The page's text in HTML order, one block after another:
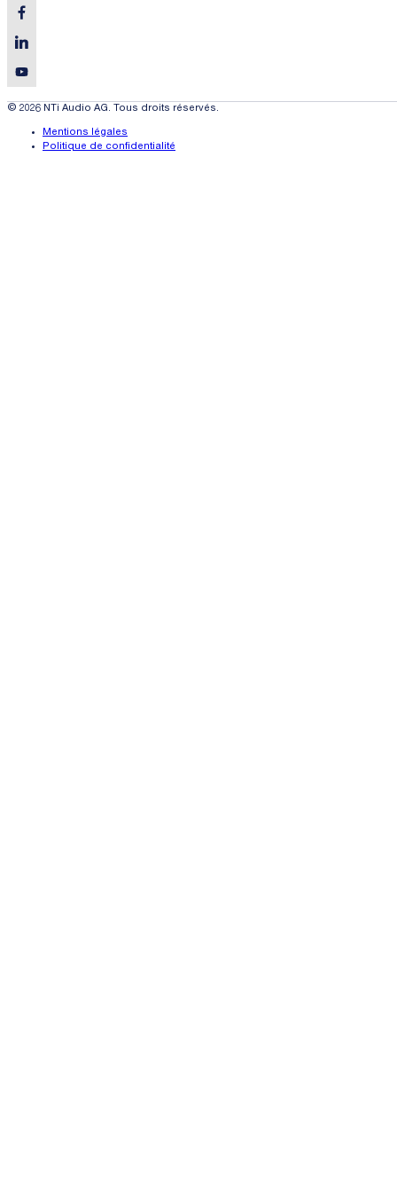
© 2026 NTi Audio AG. Tous droits réservés.
Mentions légales
Politique de confidentialité